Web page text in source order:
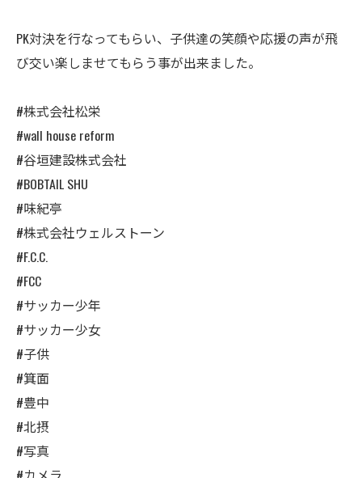
PK対決を行なってもらい、子供達の笑顔や応援の声が飛
び交い楽しませてもらう事が出来ました。
#株式会社松栄
#wall house reform
#谷垣建設株式会社
#BOBTAIL SHU
#味紀亭
#株式会社ウェルストーン
#F.C.C.
#FCC
#サッカー少年
#サッカー少女
#子供
#箕面
#豊中
#北摂
#写真